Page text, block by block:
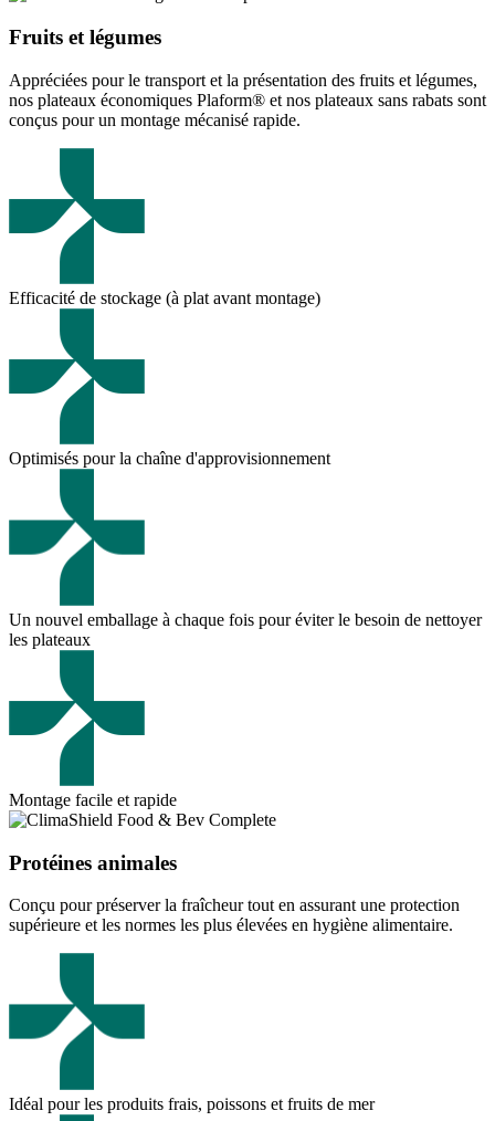
Fruits et légumes
Appréciées pour le transport et la présentation des fruits et légumes,
nos plateaux économiques Plaform® et nos plateaux sans rabats sont
conçus pour un montage mécanisé rapide.
Efficacité de stockage (à plat avant montage)
Optimisés pour la chaîne d'approvisionnement
Un nouvel emballage à chaque fois pour éviter le besoin de nettoyer
les plateaux
Montage facile et rapide
Protéines animales
Conçu pour préserver la fraîcheur tout en assurant une protection
supérieure et les normes les plus élevées en hygiène alimentaire.
Idéal pour les produits frais, poissons et fruits de mer